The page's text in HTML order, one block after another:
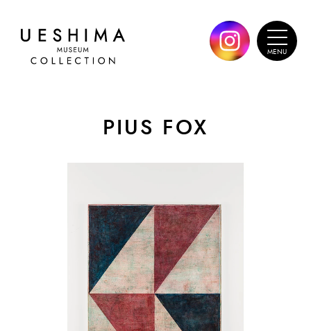
PIUS FOX